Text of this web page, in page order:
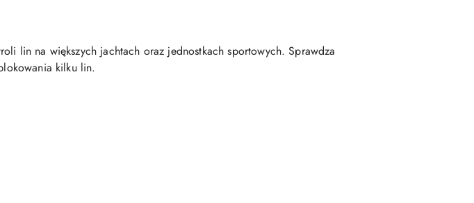
lin na większych jachtach oraz jednostkach sportowych. Sprawdza
kilku lin.